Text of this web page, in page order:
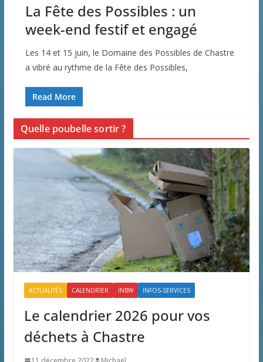
La Fête des Possibles : un
week-end festif et engagé
Les 14 et 15 juin, le Domaine des Possibles de Chastre
a vibré au rythme de la Fête des Possibles,
Read More
Quelle poubelle sortir ?
ACTUALITÉS CALENDRIER INBW INFOS-SERVICES
Le calendrier 2026 pour vos
déchets à Chastre